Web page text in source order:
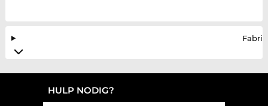
HULP NODIG?